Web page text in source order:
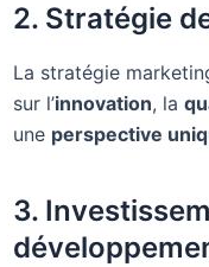
2. Stratégie
La stratégie
sur l’innovation, la
une perspective
3.